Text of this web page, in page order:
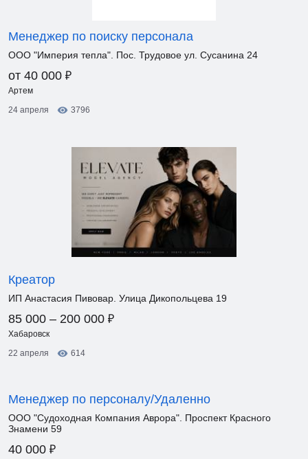
Менеджер по поиску персонала
ООО "Империя тепла". Пос. Трудовое ул. Сусанина 24
от 40 000 ₽
Артем
24 апреля
3796
Креатор
ИП Анастасия Пивовар. Улица Дикопольцева 19
85 000 – 200 000 ₽
Хабаровск
22 апреля
614
Менеджер по персоналу/Удаленно
ООО "Судоходная Компания Аврора". Проспект Красного
Знамени 59
40 000 ₽